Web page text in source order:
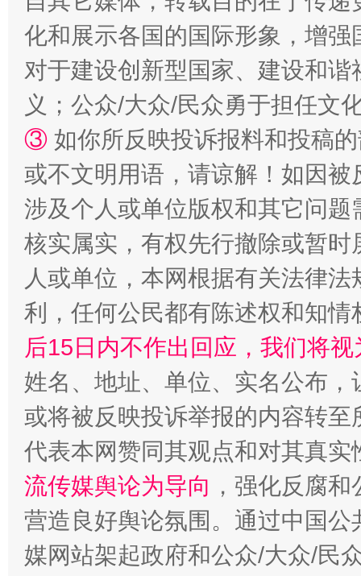
网上购药对药下症？
化和展示各国的国际形象，增
对于建设创新型国家、建设和
义；公众/大众/民众勇于担任文
③ 如你所反映投诉报料和投稿
或不文明用语，请谅解！如因
涉及个人或单位版权和其它问题
核实属实，有权先行撤除或暂
人或单位，本网根据有关法律
利，任何公民都有陈述权和知情
后15日内不作出回应，我们将
姓名、地址、单位、实名公布
或将被反映投诉举报的内容转
代表本网赞同其观点和对其真实
流传媒舆论为导向 ，强化反腐
营造良好舆论氛围。通过中国
媒网站架起政府和公众/大众/民